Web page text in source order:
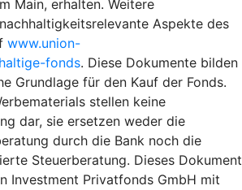
Main, erhalten. Weitere
Aspekte des
www.union-
fonds. Diese Dokumente bilden
Grundlage für den Kauf der Fonds.
stellen keine
dar, sie ersetzen weder die
durch die Bank noch die
Steuerberatung. Dieses Dokument
Investment Privatfonds GmbH mit